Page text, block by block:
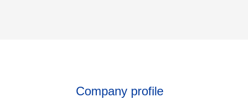
Company profile